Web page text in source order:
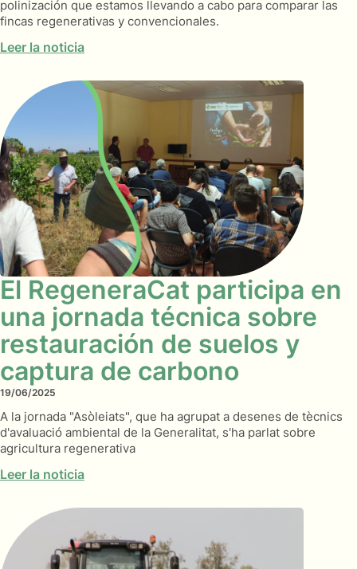
polinización que estamos llevando a cabo para comparar las
fincas regenerativas y convencionales.
Leer la noticia
El RegeneraCat participa en
una jornada técnica sobre
restauración de suelos y
captura de carbono
19/06/2025
A la jornada "Asòleiats", que ha agrupat a desenes de tècnics
d'avaluació ambiental de la Generalitat, s'ha parlat sobre
agricultura regenerativa
Leer la noticia